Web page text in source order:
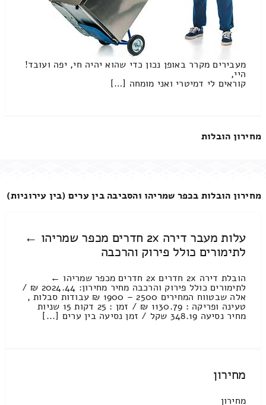
מעבירים מקרר באופן נכון כדי שהוא יהיה חי, יפה ועובד!
היי,
קוראים לי דמיטרי ואני מומחה […]
מחירון הובלות
מחירון הובלות בכפר שמריהו והסביבה בין ערים (בין עירוניות)
עלות מעבר דירה 2x חדרים מכפר שמריהו ←
לתימורים כולל פירוק והרכבה
הובלת דירה 2x חדרים 2x חדרים מכפר שמריהו ←
לתימורים כולל פירוק והרכבה מחיר מחירון: 2024.44 ₪ /
אלה שבטווח המחירים 2500 – 1900 ₪ עבודות סבלות ,
טעינה ופריקה : 1130.79 ₪ / זמן : 25 דקות 15 שניות
מחיר נסיעה 348.19 שקל / זמן נסיעה בין ערים [...]
מחירון
מחירון